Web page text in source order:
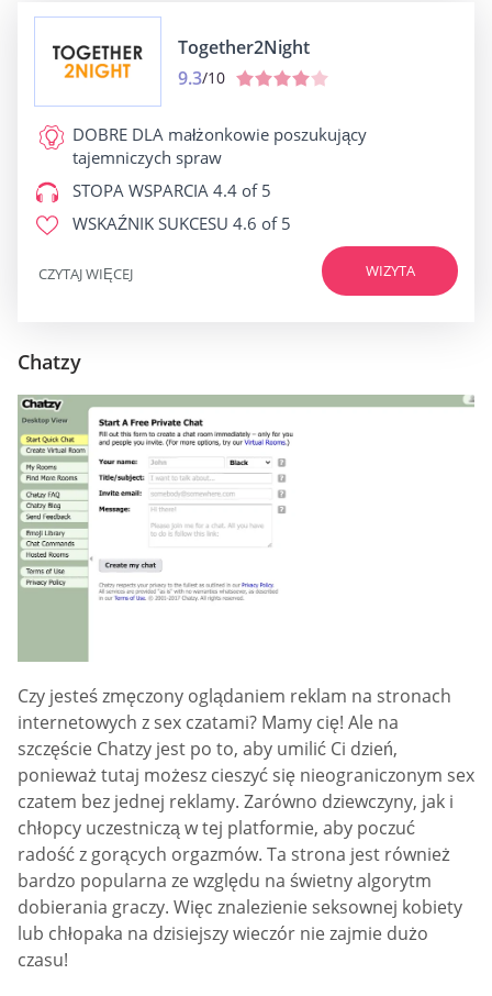
Together2Night
9.3/10
DOBRE DLA małżonkowie poszukujący
tajemniczych spraw
STOPA WSPARCIA 4.4 of 5
WSKAŹNIK SUKCESU 4.6 of 5
WIZYTA
CZYTAJ WIĘCEJ
Chatzy
Czy jesteś zmęczony oglądaniem reklam na stronach
internetowych z sex czatami? Mamy cię! Ale na
szczęście Chatzy jest po to, aby umilić Ci dzień,
ponieważ tutaj możesz cieszyć się nieograniczonym sex
czatem bez jednej reklamy. Zarówno dziewczyny, jak i
chłopcy uczestniczą w tej platformie, aby poczuć
radość z gorących orgazmów. Ta strona jest również
bardzo popularna ze względu na świetny algorytm
dobierania graczy. Więc znalezienie seksownej kobiety
lub chłopaka na dzisiejszy wieczór nie zajmie dużo
czasu!